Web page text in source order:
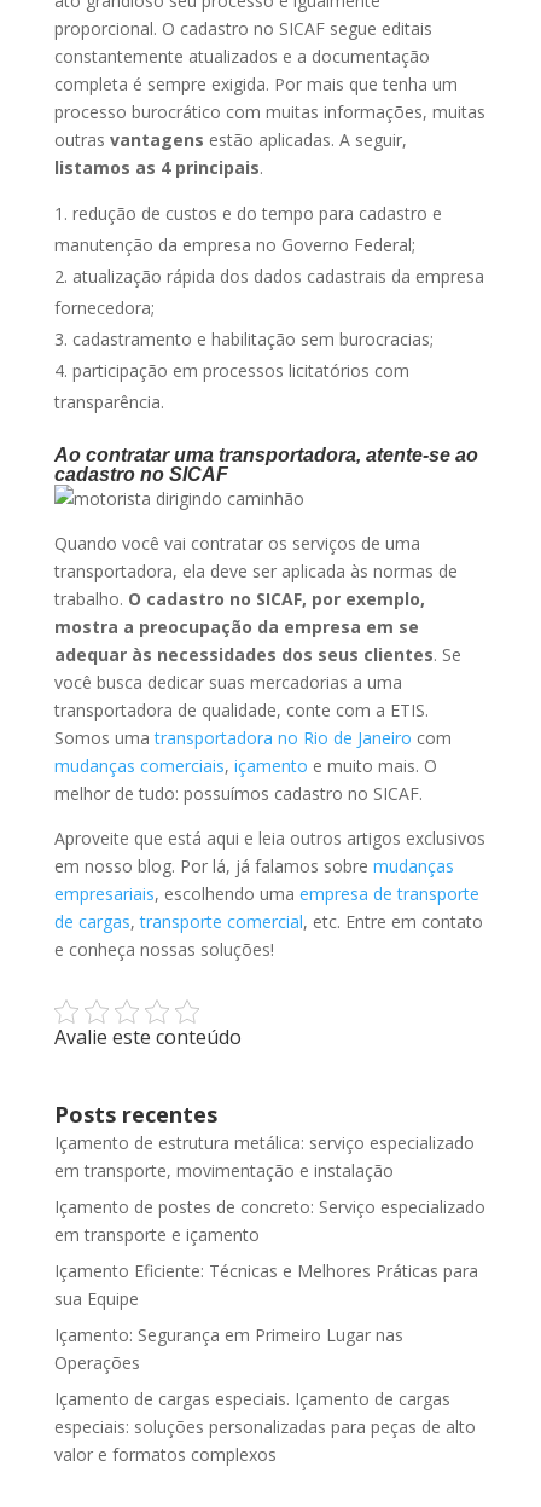
proporcional. O cadastro no SICAF segue editais
constantemente atualizados e a documentação
completa é sempre exigida. Por mais que tenha um
processo burocrático com muitas informações, muitas
outras vantagens estão aplicadas. A seguir,
listamos as 4 principais.
redução de custos e do tempo para cadastro e
manutenção da empresa no Governo Federal;
atualização rápida dos dados cadastrais da empresa
fornecedora;
cadastramento e habilitação sem burocracias;
participação em processos licitatórios com
transparência.
Ao contratar uma transportadora, atente-se ao
cadastro no SICAF
Quando você vai contratar os serviços de uma
transportadora, ela deve ser aplicada às normas de
trabalho. O cadastro no SICAF, por exemplo,
mostra a preocupação da empresa em se
adequar às necessidades dos seus clientes. Se
você busca dedicar suas mercadorias a uma
transportadora de qualidade, conte com a ETIS.
Somos umatransportadora no Rio de Janeiro com
mudanças comerciais, içamento e muito mais. O
melhor de tudo: possuímos cadastro no SICAF.
Aproveite que está aqui e leia outros artigos exclusivos
em nosso blog. Por lá, já falamos sobre mudanças
empresariais, escolhendo uma empresa de transporte
de cargas,transporte comercial, etc. Entre em contato
e conheça nossas soluções!
Avalie este conteúdo
Posts recentes
Içamento de estrutura metálica: serviço especializado
em transporte, movimentação e instalação
Içamento de postes de concreto: Serviço especializado
em transporte e içamento
Içamento Eficiente: Técnicas e Melhores Práticas para
sua Equipe
Içamento: Segurança em Primeiro Lugar nas
Operações
Içamento de cargas especiais. Içamento de cargas
especiais: soluções personalizadas para peças de alto
valor e formatos complexos